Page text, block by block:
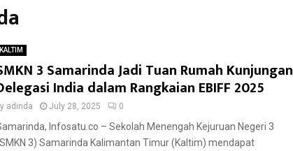
KALTIM
3 Samarinda Jadi Tuan Rumah Kunjungan
India dalam Rangkaian EBIFF 2025
adinda July 28, 2025 0
Infosatu.co – Sekolah Menengah Kejuruan Negeri 3
3) Samarinda Kalimantan Timur (Kaltim) mendapat